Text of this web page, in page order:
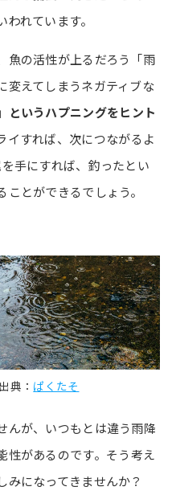
れています。
魚の活性が上るだろう「雨
変えてしまうネガティブな
というハプニングをヒント
イすれば、次につながるよ
手にすれば、釣ったとい
とができるでしょう。
出典： ぱくたそ
が、いつもとは違う雨降
性があるのです。そう考え
になってきませんか？